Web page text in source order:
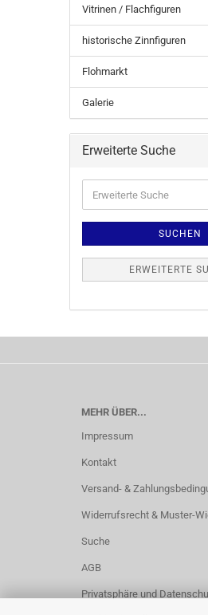
Vitrinen / Flachfiguren
historische Zinnfiguren
Flohmarkt
Galerie
Erweiterte Suche
SUCHEN
ERWEITERTE
MEHR ÜBER...
Impressum
Kontakt
Versand- &
Widerrufsrecht & Muster-
Suche
AGB
Privatsphäre und